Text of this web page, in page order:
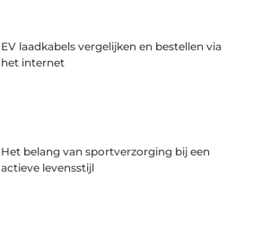
EV laadkabels vergelijken en bestellen via
het internet
Het belang van sportverzorging bij een
actieve levensstijl